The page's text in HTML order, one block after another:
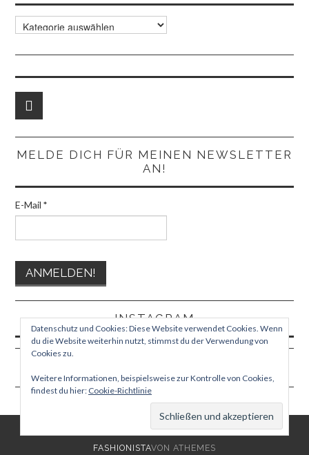
Themen
MELDE DICH FÜR MEINEN NEWSLETTER
AN!
E-Mail*
INSTAGRAM
Datenschutz und Cookies: Diese Website verwendet Cookies. Wenn
du die Website weiterhin nutzt, stimmst du der Verwendung von
Cookies zu.
Weitere Informationen, beispielsweise zur Kontrolle von Cookies,
findest du hier: Cookie-Richtlinie
© 2026 TEPHORA. ALLE RECHTE VORBEHALTEN.
FASHIONISTAVON ATHEMES